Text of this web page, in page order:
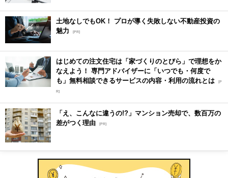
土地なしでもOK！ プロが導く失敗しない不動産投資の
魅力
[PR]
はじめての注文住宅は「家づくりのとびら」で理想をか
なえよう！ 専門アドバイザーに「いつでも・何度で
も」無料相談できるサービスの内容・利用の流れとは [P
R]
「え、こんなに違うの!?」マンション売却で、数百万の
差がつく理由 [PR]